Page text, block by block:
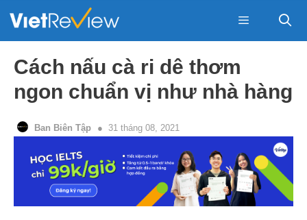
Menu
Cách nấu cà ri dê thơm
ngon chuẩn vị như nhà hàng
Ban Biên Tập 31 tháng 08, 2021